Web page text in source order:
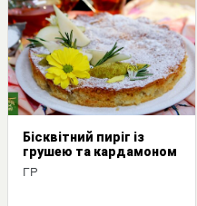
Бісквітний пиріг із
грушею та кардамоном
ГР